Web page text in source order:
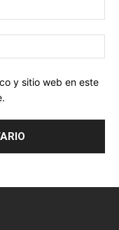
y sitio web en este